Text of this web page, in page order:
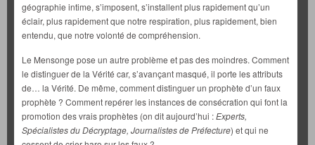
géographie intime, s’imposent, s’installent plus rapidement qu’un
éclair, plus rapidement que notre respiration, plus rapidement, bien
entendu, que notre volonté de compréhension.
Le Mensonge pose un autre problème et pas des moindres. Comment
le distinguer de la Vérité car, s’avançant masqué, il porte les attributs
de… la Vérité. De même, comment distinguer un prophète d’un faux
prophète ? Comment repérer les instances de consécration qui font la
promotion des vrais prophètes (on dit aujourd’hui :Experts,
Spécialistes du Décryptage, Journalistes de Préfecture) et qui ne